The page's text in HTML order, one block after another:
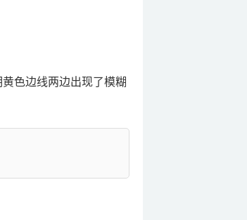
色边线两边出现了模糊